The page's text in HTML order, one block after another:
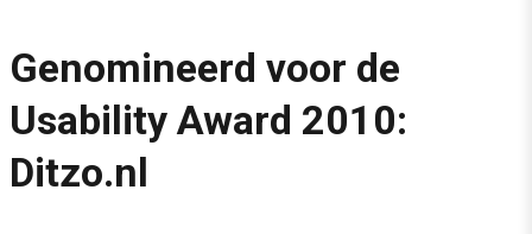
Klantcontact & CX
›
Genomineerd voor de Usability Award 2010: Ditzo.nl
Genomineerd voor de
Usability Award 2010:
Ditzo.nl